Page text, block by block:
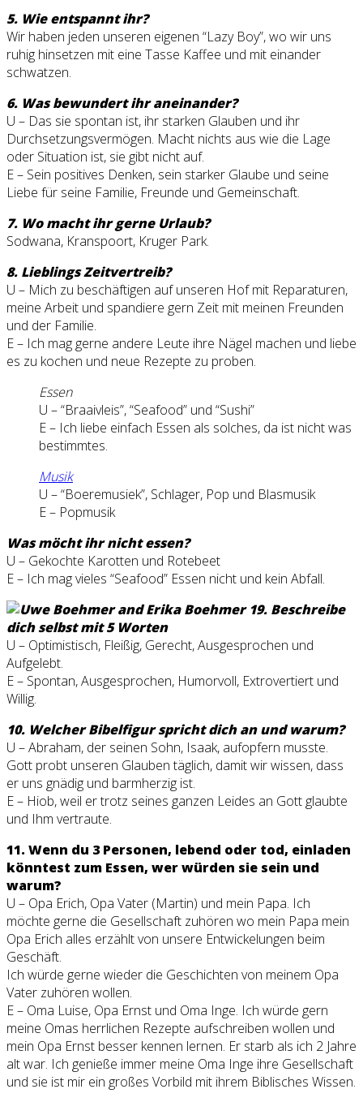
5. Wie entspannt ihr?
Wir haben jeden unseren eigenen “Lazy Boy”, wo wir uns
ruhig hinsetzen mit eine Tasse Kaffee und mit einander
schwatzen.
6. Was bewundert ihr aneinander?
U – Das sie spontan ist, ihr starken Glauben und ihr
Durchsetzungsvermögen. Macht nichts aus wie die Lage
oder Situation ist, sie gibt nicht auf.
E – Sein positives Denken, sein starker Glaube und seine
Liebe für seine Familie, Freunde und Gemeinschaft.
7. Wo macht ihr gerne Urlaub?
Sodwana, Kranspoort, Kruger Park.
8. Lieblings Zeitvertreib?
U – Mich zu beschäftigen auf unseren Hof mit Reparaturen,
meine Arbeit und spandiere gern Zeit mit meinen Freunden
und der Familie.
E – Ich mag gerne andere Leute ihre Nägel machen und liebe
es zu kochen und neue Rezepte zu proben.
Essen
U – “Braaivleis”, “Seafood” und “Sushi”
E – Ich liebe einfach Essen als solches, da ist nicht was
bestimmtes.
Musik
U – “Boeremusiek”, Schlager, Pop und Blasmusik
E – Popmusik
Was möcht ihr nicht essen?
U – Gekochte Karotten und Rotebeet
E – Ich mag vieles “Seafood” Essen nicht und kein Abfall.
9. Beschreibe
dich selbst mit 5 Worten
U – Optimistisch, Fleißig, Gerecht, Ausgesprochen und
Aufgelebt.
E – Spontan, Ausgesprochen, Humorvoll, Extrovertiert und
Willig.
10. Welcher Bibelfigur spricht dich an und warum?
U – Abraham, der seinen Sohn, Isaak, aufopfern musste.
Gott probt unseren Glauben täglich, damit wir wissen, dass
er uns gnädig und barmherzig ist.
E – Hiob, weil er trotz seines ganzen Leides an Gott glaubte
und Ihm vertraute.
11. Wenn du 3 Personen, lebend oder tod, einladen
könntest zum Essen, wer würden sie sein und
warum?
U – Opa Erich, Opa Vater (Martin) und mein Papa. Ich
möchte gerne die Gesellschaft zuhören wo mein Papa mein
Opa Erich alles erzählt von unsere Entwickelungen beim
Geschäft.
Ich würde gerne wieder die Geschichten von meinem Opa
Vater zuhören wollen.
E – Oma Luise, Opa Ernst und Oma Inge. Ich würde gern
meine Omas herrlichen Rezepte aufschreiben wollen und
mein Opa Ernst besser kennen lernen. Er starb als ich 2 Jahre
alt war. Ich genieße immer meine Oma Inge ihre Gesellschaft
und sie ist mir ein großes Vorbild mit ihrem Biblisches Wissen.